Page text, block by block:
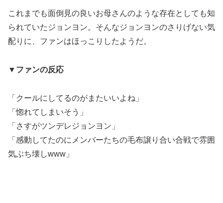
これまでも面倒見の良いお母さんのような存在としても知
られていたジョンヨン。そんなジョンヨンのさりげない気
配りに、ファンはほっこりしたようだ。
▼ファンの反応
「クールにしてるのがまたいいよね」
「惚れてしまいそう」
「さすがツンデレジョンヨン」
「感動してたのにメンバーたちの毛布譲り合い合戦で雰囲
気ぶち壊しwww」